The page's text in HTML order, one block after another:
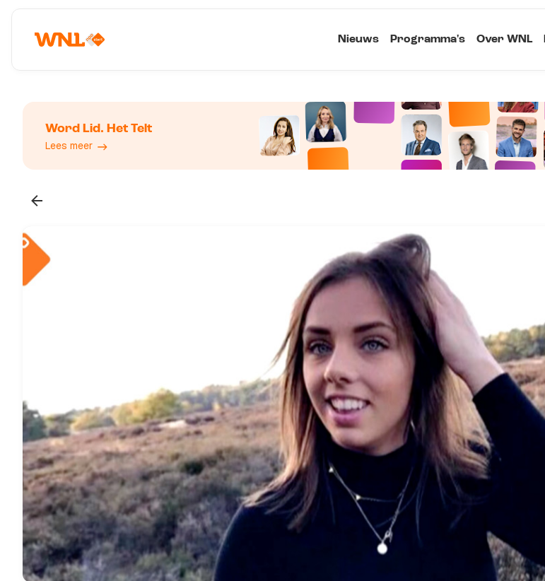
Nieuws Programma's Over WNL
Word Lid. Het Telt
Lees meer